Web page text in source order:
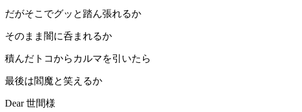
だがそこでグッと踏ん張れるか
そのまま闇に呑まれるか
積んだトコからカルマを引いたら
最後は閻魔と笑えるか
Dear 世間様